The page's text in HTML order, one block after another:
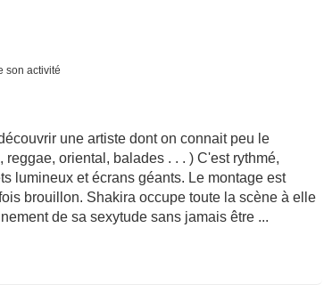
son activité
une artiste dont on connait peu le
oriental, balades . . . ) C'est rythmé,
lumineux et écrans géants. Le montage est
brouillon. Shakira occupe toute la scène à elle
de sa sexytude sans jamais être ...